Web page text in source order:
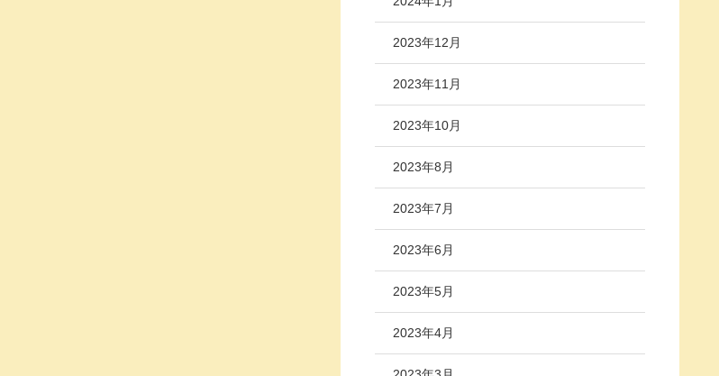
2023年12月
2023年11月
2023年10月
2023年8月
2023年7月
2023年6月
2023年5月
2023年4月